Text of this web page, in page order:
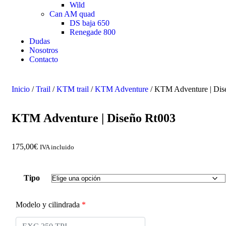
Wild
Can AM quad
DS baja 650
Renegade 800
Dudas
Nosotros
Contacto
Inicio /Trail /KTM trail /KTM Adventure / KTM Adventure |
KTM Adventure | Diseño Rt003
175,00€ IVA incluido
Tipo
Modelo y cilindrada *